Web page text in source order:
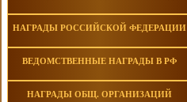
НАГРАДЫ РОССИЙСКОЙ ФЕДЕРАЦИИ
ВЕДОМСТВЕННЫЕ НАГРАДЫ В РФ
НАГРАДЫ ОБЩ. ОРГАНИЗАЦИЙ